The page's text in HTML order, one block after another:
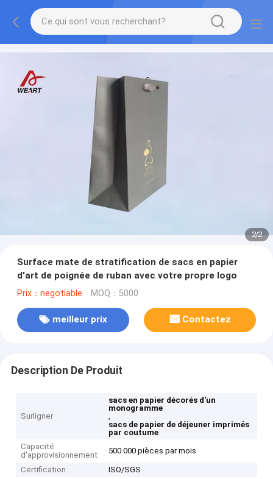
1/2
Surface mate de stratification de sacs en papier
d'art de poignée de ruban avec votre propre logo
Prix：negotiable MOQ：5000
meilleur prix Contactez
Description De Produit
Surligner
sacs en papier décorés d'un
monogramme
,
sacs de papier de déjeuner imprimés
par coutume
Capacité
d'approvisionnement
500 000 pièces par mois
Certification
ISO/SGS